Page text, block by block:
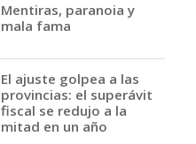
Mentiras, paranoia y
mala fama
El ajuste golpea a las
provincias: el superávit
fiscal se redujo a la
mitad en un año